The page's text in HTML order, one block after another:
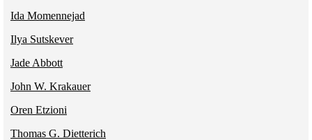
Ida Momennejad
Ilya Sutskever
Jade Abbott
John W. Krakauer
Oren Etzioni
Thomas G. Dietterich